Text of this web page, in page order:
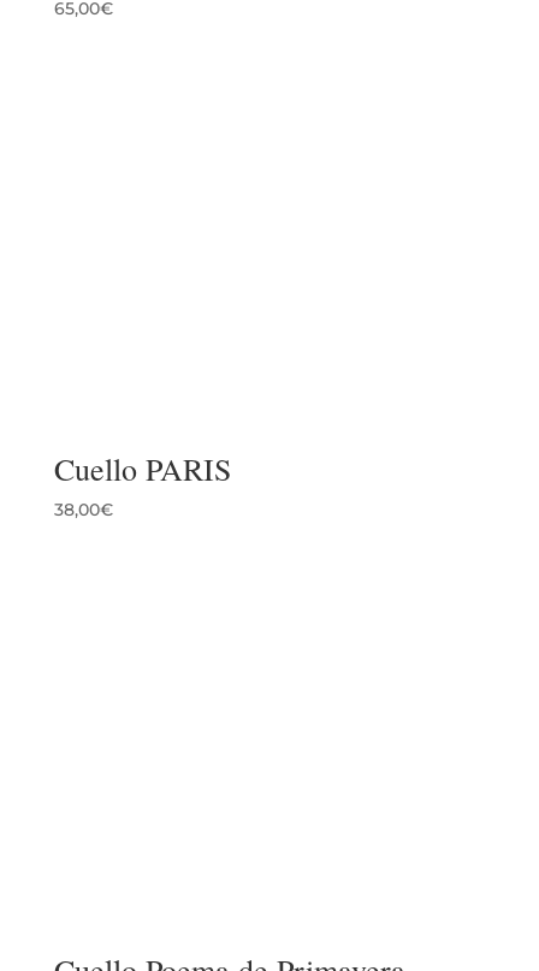
65,00€
Cuello PARIS
38,00€